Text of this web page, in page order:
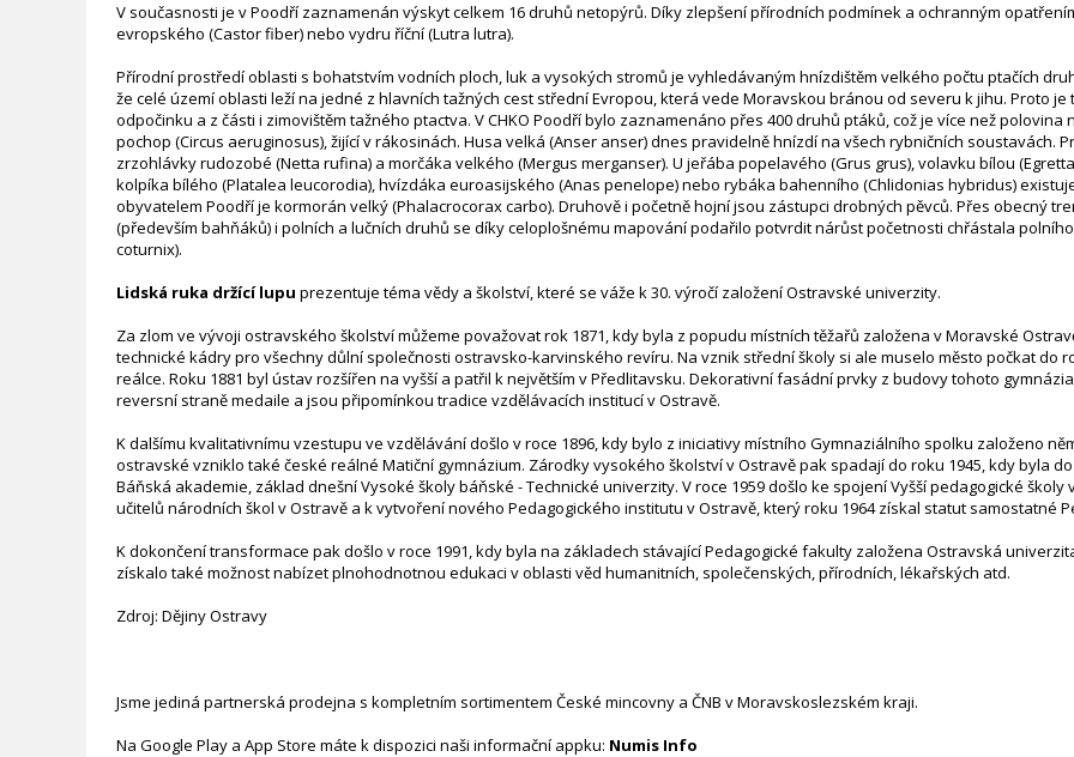
V současnosti je v Poodří zaznamenán výskyt celkem 16 druhů netopýrů. Díky zlepšení přírodních podmínek a ochranným
evropského (Castor fiber) nebo vydru říční (Lutra lutra).
Přírodní prostředí oblasti s bohatstvím vodních ploch, luk a vysokých stromů je vyhledávaným hnízdištěm velkého počtu ptačích
že celé území oblasti leží na jedné z hlavních tažných cest střední Evropou, která vede Moravskou bránou od severu k jihu. Proto
odpočinku a z části i zimovištěm tažného ptactva. V CHKO Poodří bylo zaznamenáno přes 400 druhů ptáků, což je více než polovina
pochop (Circus aeruginosus), žijící v rákosinách. Husa velká (Anser anser) dnes pravidelně hnízdí na všech rybničních soustavách.
zrzohlávky rudozobé (Netta rufina) a morčáka velkého (Mergus merganser). U jeřába popelavého (Grus grus), volavku bílou
kolpíka bílého (Platalea leucorodia), hvízdáka euroasijského (Anas penelope) nebo rybáka bahenního (Chlidonias hybridus)
obyvatelem Poodří je kormorán velký (Phalacrocorax carbo). Druhově i početně hojní jsou zástupci drobných pěvců. Přes obecný
(především bahňáků) i polních a lučních druhů se díky celoplošnému mapování podařilo potvrdit nárůst početnosti chřástala
coturnix).
Lidská ruka držící lupu prezentuje téma vědy a školství, které se váže k 30. výročí založení Ostravské univerzity.
Za zlom ve vývoji ostravského školství můžeme považovat rok 1871, kdy byla z popudu místních těžařů založena v Moravské
technické kádry pro všechny důlní společnosti ostravsko-karvinského revíru. Na vznik střední školy si ale muselo město počkat do
reálce. Roku 1881 byl ústav rozšířen na vyšší a patřil k největším v Předlitavsku. Dekorativní fasádní prvky z budovy tohoto
reversní straně medaile a jsou připomínkou tradice vzdělávacích institucí v Ostravě.
K dalšímu kvalitativnímu vzestupu ve vzdělávání došlo v roce 1896, kdy bylo z iniciativy místního Gymnaziálního spolku založeno
ostravské vzniklo také české reálné Matiční gymnázium. Zárodky vysokého školství v Ostravě pak spadají do roku 1945, kdy byla
Báňská akademie, základ dnešní Vysoké školy báňské - Technické univerzity. V roce 1959 došlo ke spojení Vyšší pedagogické
učitelů národních škol v Ostravě a k vytvoření nového Pedagogického institutu v Ostravě, který roku 1964 získal statut samostatné
K dokončení transformace pak došlo v roce 1991, kdy byla na základech stávající Pedagogické fakulty založena Ostravská
získalo také možnost nabízet plnohodnotnou edukaci v oblasti věd humanitních, společenských, přírodních, lékařských atd.
Zdroj: Dějiny Ostravy
Jsme jediná partnerská prodejna s kompletním sortimentem České mincovny a ČNB v Moravskoslezském kraji.
Na Google Play a App Store máte k dispozici naši informační appku: Numis Info